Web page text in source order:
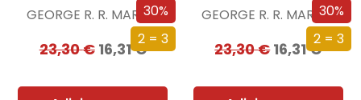
30%
2 = 3
GEORGE R. R. MARTIN
23,30€ 16,31€
30%
2 = 3
GEORGE R. R. MARTIN
23,30€16,31€